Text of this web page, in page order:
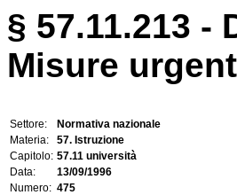
§ 57.11.213 -
Misure
Settore:
Normativa nazionale
Materia:
57. Istruzione
Capitolo: 57.11 università
Data:
13/09/1996
Numero: 475